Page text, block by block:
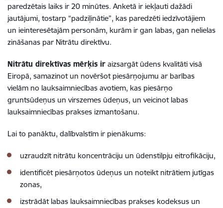
paredzētais laiks ir 20 minūtes. Anketā ir iekļauti dažādi
jautājumi, tostarp “padziļinātie”, kas paredzēti iedzīvotājiem
un ieinteresētajām personām, kurām ir gan labas, gan nelielas
zināšanas par Nitrātu direktīvu.
Nitrātu direktīvas mērķis ir aizsargāt ūdens kvalitāti visā
Eiropā, samazinot un novēršot piesārņojumu ar barības
vielām no lauksaimniecības avotiem, kas piesārņo
gruntsūdeņus un virszemes ūdeņus, un veicinot labas
lauksaimniecības prakses izmantošanu.
Lai to panāktu, dalībvalstīm ir pienākums:
uzraudzīt nitrātu koncentrāciju un ūdenstilpju eitrofikāciju,
identificēt piesārņotos ūdeņus un noteikt nitrātiem jutīgas
zonas,
izstrādāt labas lauksaimniecības prakses kodeksus un